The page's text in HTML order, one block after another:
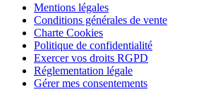
Mentions légales
Conditions générales de vente
Charte Cookies
Politique de confidentialité
Exercer vos droits RGPD
Réglementation légale
Gérer mes consentements